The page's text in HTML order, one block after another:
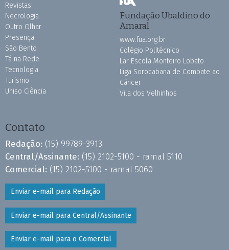
Revistas
Necrologia
Outro Olhar
Presença
São Bento
Tá na Rede
Tecnologia
Turismo
Uniso Ciência
Fundação Ubaldino do
Amaral
www.fua.org.br
Colégio Politécnico
Lar Escola Monteiro Lobato
Liga Sorocabana de Combate ao
Câncer
Vila dos Velhinhos
Contato
Redação: (15) 99789-3913
Central/Assinante: (15) 2102-5100 - ramal 5110
Comercial: (15) 2102-5100 - ramal 5060
Enviar e-mail para Redação
Enviar e-mail para Central/Assinante
Enviar e-mail para o Comercial